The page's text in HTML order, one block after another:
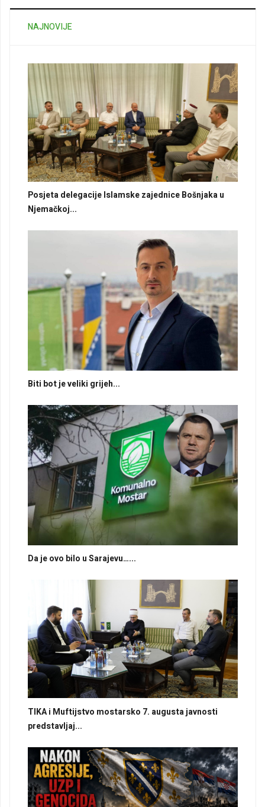
NAJNOVIJE
Posjeta delegacije Islamske zajednice Bošnjaka u
Njemačkoj...
Biti bot je veliki grijeh...
Da je ovo bilo u Sarajevu…...
TIKA i Muftijstvo mostarsko 7. augusta javnosti
predstavljaj...